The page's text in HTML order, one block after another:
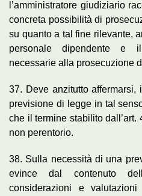
l’amministratore giudiziario
concreta possibilità di
su quanto a tal fine rilevante,
personale dipendente e
necessarie alla prosecuzione
37. Deve anzitutto
previsione di legge in tal
che il termine stabilito
non perentorio.
38. Sulla necessità di una
evince dal contenuto
considerazioni e